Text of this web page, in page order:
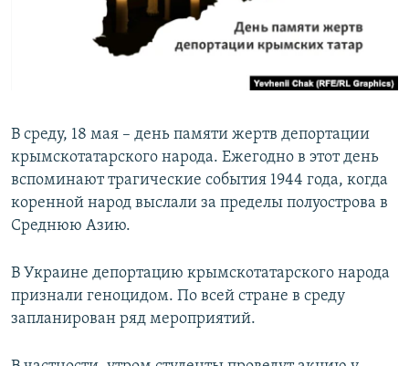
ПОБЕДИТЕЛЕЙ НЕ СУДЯТ?
КРЫМ.НЕПОКОРЕННЫЙ
ПРИСОЕДИНЯЙТЕСЬ!
Все сайты RFE/RL
В среду, 18 мая – день памяти жертв депортации
крымскотатарского народа. Ежегодно в этот день
вспоминают трагические события 1944 года, когда
коренной народ выслали за пределы полуострова в
Среднюю Азию.
В Украине депортацию крымскотатарского народа
признали геноцидом. По всей стране в среду
запланирован ряд мероприятий.